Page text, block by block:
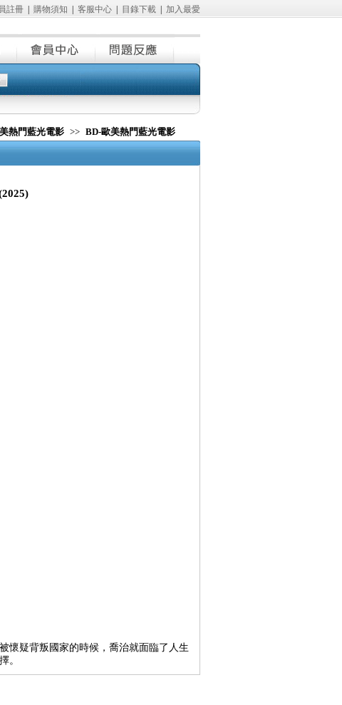
註冊| 購物須知 客服中心| 目錄下載| 加入最愛
熱門藍光電影 >> BD-歐美熱門藍光電影
懷疑背叛國家的時候，喬治就面臨了人生
。